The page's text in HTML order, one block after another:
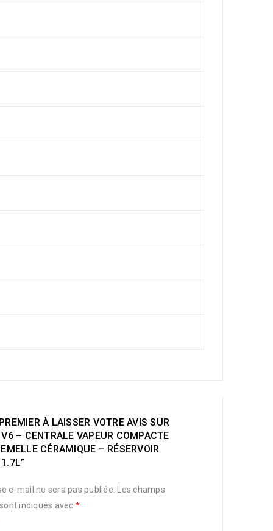
À LAISSER VOTRE AVIS SUR
V6 – CENTRALE VAPEUR COMPACTE
CÉRAMIQUE – RÉSERVOIR
e-mail ne sera pas publiée.
Les champs
indiqués avec *